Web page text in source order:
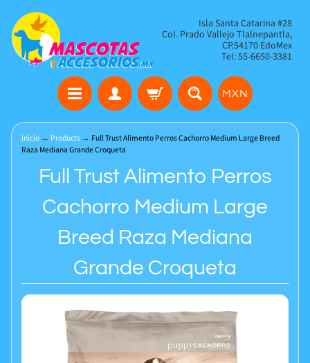
Isla Santa Catarina #28
Col. Prado Vallejo Tlalnepantla,
CP.54170 EdoMex
Tel: 55-6650-3381
MXN
Inicio → Products → Full Trust Alimento Perros Cachorro Medium Large Breed
Raza Mediana Grande Croqueta
Full Trust Alimento Perros
Cachorro Medium Large
Breed Raza Mediana
Grande Croqueta